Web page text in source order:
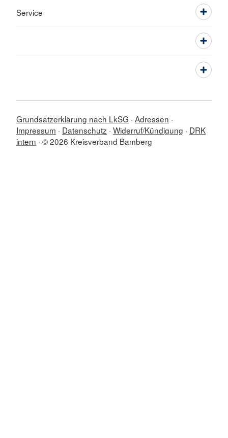
Service
Grundsatzerklärung nach LkSG Adressen
Impressum
Datenschutz Widerruf/Kündigung
DRK
intern © 2026 Kreisverband Bamberg